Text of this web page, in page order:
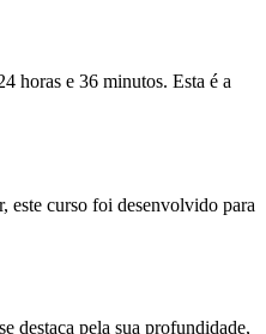
horas e 36 minutos. Esta é a
este curso foi desenvolvido para
destaca pela sua profundidade,